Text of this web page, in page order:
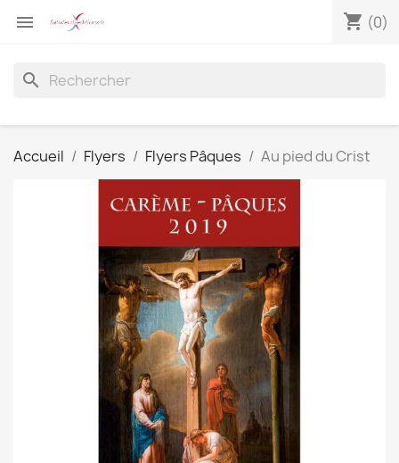
 shopping_cart (0)
search
Accueil Flyers Flyers Pâques Au pied du Crist